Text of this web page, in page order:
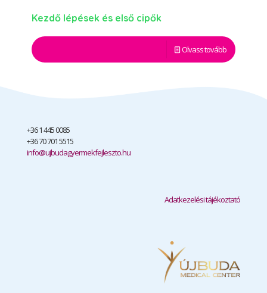
Kezdő lépések és első cipők
Olvass tovább
+36 1 445 0085
+36 70 701 5515
info@ujbudagyermekfejleszto.hu
Adatkezelési tájékoztató